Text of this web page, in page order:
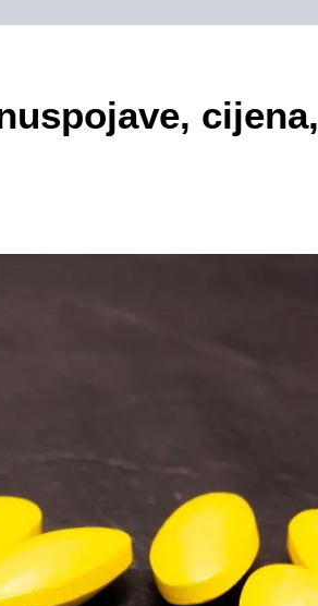
cijena,